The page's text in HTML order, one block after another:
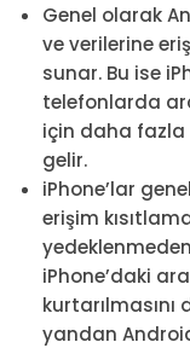
Genel olarak
ve verilerine
sunar. Bu ise
telefonlarda
için daha fazla
gelir.
iPhone’lar
erişim
iPhone’daki
yandan